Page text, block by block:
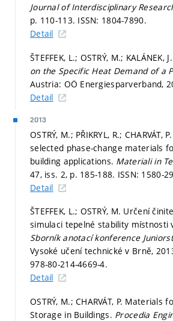
Journal of Interdisciplinary
p. 110-113. ISSN: 1804-7890.
Detail
ŠTEFFEK, L.; OSTRÝ, M.; KALÁNEK, J.
on the Specific Heat Demand of a
Austria: OÖ Energiesparverband,
Detail
2013
OSTRÝ, M.; PŘIKRYL, R.;
selected phase-change materials
building applications. Materiali in
47, iss. 2, p. 185-188. ISSN: 1580-
Detail
ŠTEFFEK, L.; OSTRÝ, M. Určení
simulaci tepelné stability místnosti
Sborník anotací konference
Vysoké učení technické v Brně,
978-80-214-4669-4.
Detail
OSTRÝ, M.; CHARVÁT, P. Materials
Storage in Buildings. Procedia